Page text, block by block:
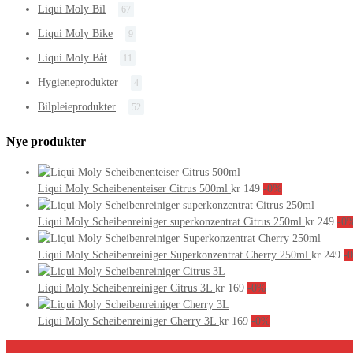
Liqui Moly Bil 67
Liqui Moly Bike 9
Liqui Moly Båt
Hygieneprodukter 4
Bilpleieprodukter 52
Nye produkter
Liqui Moly Scheibenenteiser Citrus 500ml kr 149 -0%
Liqui Moly Scheibenreiniger superkonzentrat Citrus 250ml kr 249 -
Liqui Moly Scheibenreiniger Superkonzentrat Cherry 250ml kr 249 -
Liqui Moly Scheibenreiniger Citrus 3L kr 169 -0%
Liqui Moly Scheibenreiniger Cherry 3L kr 169 -0%